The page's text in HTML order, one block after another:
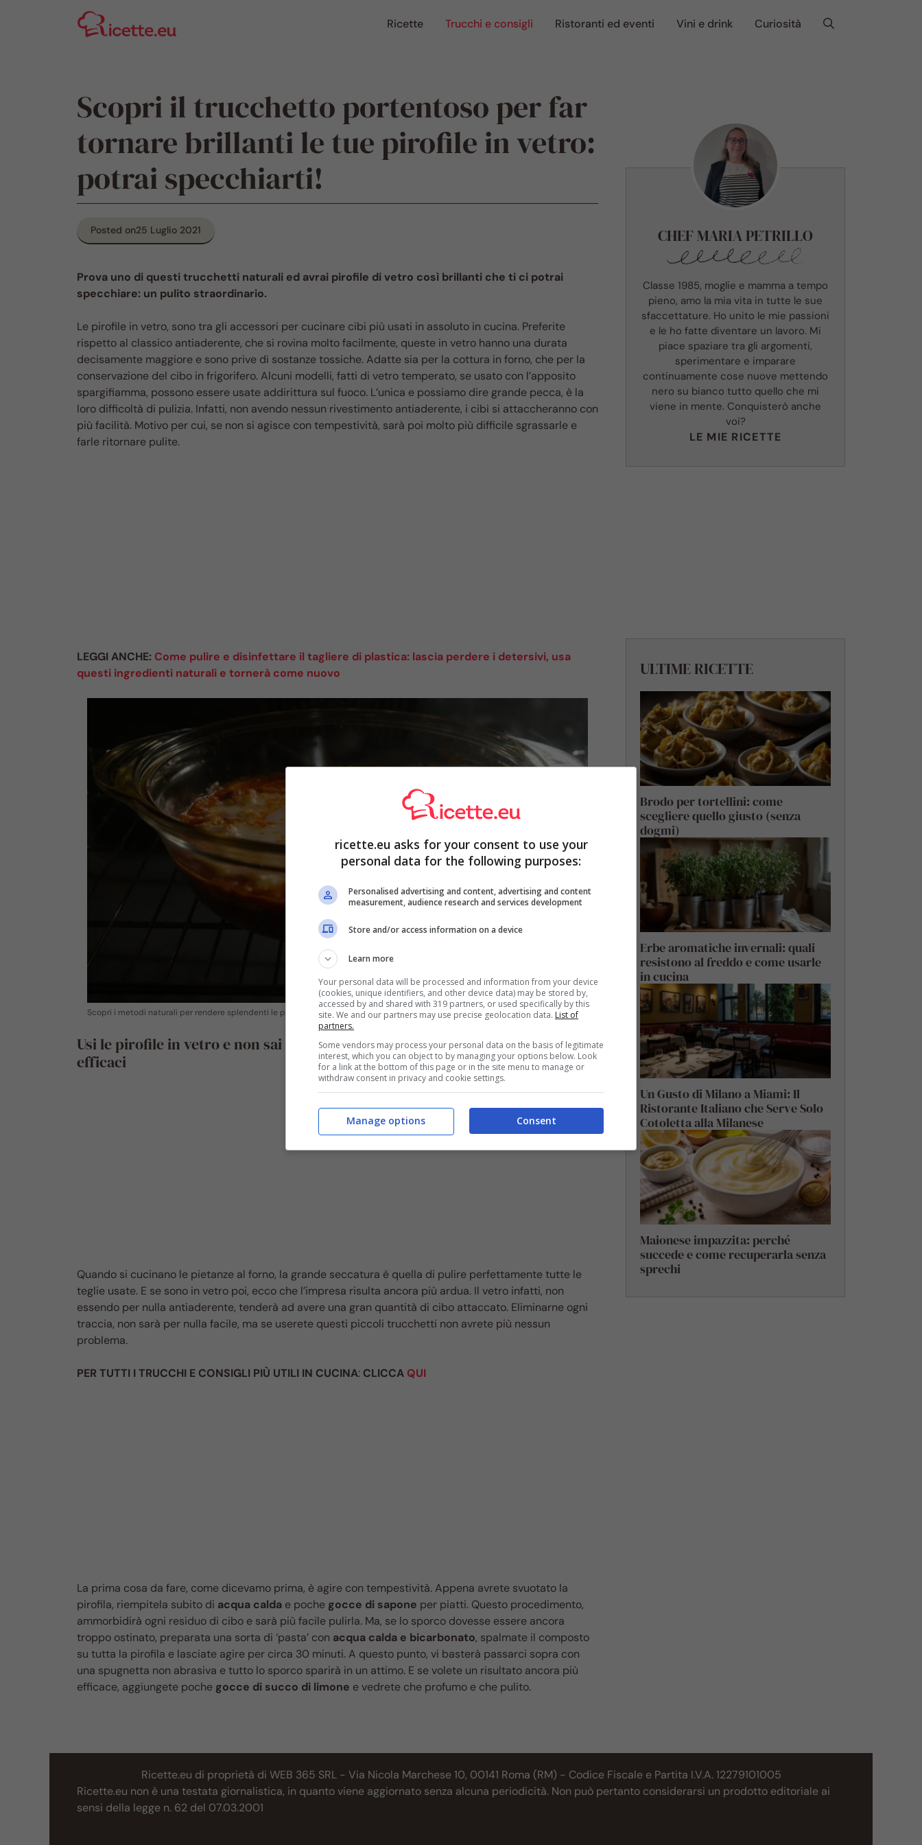
Ricette Trucchi e consigli Ristoranti ed eventi Vini e drink Curiosità
Scopri il trucchetto portentoso per far
tornare brillanti le tue pirofile in vetro:
potrai specchiarti!
Posted on25 Luglio 2021
Prova uno di questi trucchetti naturali ed avrai pirofile di vetro così brillanti che ti ci potrai
specchiare: un pulito straordinario.
Le pirofile in vetro, sono tra gli accessori per cucinare cibi più usati in assoluto in cucina. Preferite
rispetto al classico antiaderente, che si rovina molto facilmente, queste in vetro hanno una durata
decisamente maggiore e sono prive di sostanze tossiche. Adatte sia per la cottura in forno, che per la
conservazione del cibo in frigorifero. Alcuni modelli, fatti di vetro temperato, se usato con l’apposito
spargifiamma, possono essere usate addirittura sul fuoco. L’unica e possiamo dire grande pecca, è la
loro difficoltà di pulizia. Infatti, non avendo nessun rivestimento antiaderente, i cibi si attaccheranno con
più facilità. Motivo per cui, se non si agisce con tempestività, sarà poi molto più difficile sgrassarle e
farle ritornare pulite.
LEGGI ANCHE: Come pulire e disinfettare il tagliere di plastica: lascia perdere i detersivi, usa
questi ingredienti naturali e tornerà come nuovo
Scopri i metodi naturali per rendere splendenti le pirofile in vetro. Fonte Foto: pixabay
Usi le pirofile in vetro e non sai come pulirle? Ecco dei trucchetti molto
efficaci
Quando si cucinano le pietanze al forno, la grande seccatura è quella di pulire perfettamente tutte le
teglie usate. E se sono in vetro poi, ecco che l’impresa risulta ancora più ardua. Il vetro infatti, non
essendo per nulla antiaderente, tenderà ad avere una gran quantità di cibo attaccato. Eliminarne ogni
traccia, non sarà per nulla facile, ma se userete questi piccoli trucchetti non avrete più nessun
problema.
PER TUTTI I TRUCCHI E CONSIGLI PIÙ UTILI IN CUCINA: CLICCA QUI
La prima cosa da fare, come dicevamo prima, è agire con tempestività. Appena avrete svuotato la
pirofila, riempitela subito di acqua calda e poche gocce di sapone per piatti. Questo procedimento,
ammorbidirà ogni residuo di cibo e sarà più facile pulirla. Ma, se lo sporco dovesse essere ancora
troppo ostinato, preparata una sorta di ‘pasta’ con acqua calda e bicarbonato, spalmate il composto
su tutta la pirofila e lasciate agire per circa 30 minuti. A questo punto, vi basterà passarci sopra con
una spugnetta non abrasiva e tutto lo sporco sparirà in un attimo. E se volete un risultato ancora più
efficace, aggiungete poche gocce di succo di limone e vedrete che profumo e che pulito.
CHEF MARIA PETRILLO
Classe 1985, moglie e mamma a tempo
pieno, amo la mia vita in tutte le sue
sfaccettature. Ho unito le mie passioni
e le ho fatte diventare un lavoro. Mi
piace spaziare tra gli argomenti,
sperimentare e imparare
continuamente cose nuove mettendo
nero su bianco tutto quello che mi
viene in mente. Conquisterò anche
voi?
LE MIE RICETTE
ULTIME RICETTE
Brodo per tortellini: come
scegliere quello giusto (senza
dogmi)
Erbe aromatiche invernali: quali
resistono al freddo e come usarle
in cucina
Un Gusto di Milano a Miami: Il
Ristorante Italiano che Serve Solo
Cotoletta alla Milanese
Maionese impazzita: perché
succede e come recuperarla senza
sprechi
Ricette.eu di proprietà di WEB 365 SRL - Via Nicola Marchese 10, 00141 Roma (RM) - Codice Fiscale e Partita I.V.A. 12279101005
Ricette.eu non è una testata giornalistica, in quanto viene aggiornato senza alcuna periodicità. Non può pertanto considerarsi un prodotto editoriale ai
sensi della legge n. 62 del 07.03.2001
ricette.eu asks for your consent to use your
personal data for the following purposes:
Personalised advertising and content, advertising and content
measurement, audience research and services development
Store and/or access information on a device
Learn more
Your personal data will be processed and information from your device
(cookies, unique identifiers, and other device data) may be stored by,
accessed by and shared with 319 partners, or used specifically by this
site. We and our partners may use precise geolocation data. List of
partners.
Some vendors may process your personal data on the basis of legitimate
interest, which you can object to by managing your options below. Look
for a link at the bottom of this page or in the site menu to manage or
withdraw consent in privacy and cookie settings.
Consent
Manage options